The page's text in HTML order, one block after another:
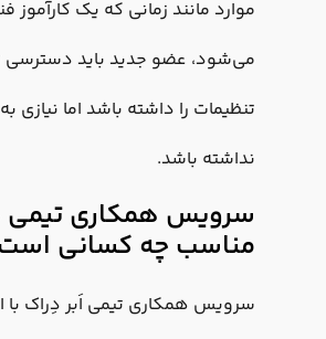
موارد مانند زمانی که یک
می‌شود، عضو جدید باید دسترسی
تنظیمات را داشته باشد اما نیازی
نداشته باشد.
سرویس همکاری تیمی
مناسب چه کسانی
سرویس همکاری تیمی اَبر دِراک با